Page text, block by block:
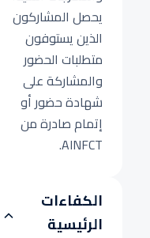
يحصل المشاركون
الذين يستوفون
متطلبات الحضور
والمشاركة على
شهادة حضور أو
إتمام صادرة من
AINFCT.
الكفاءات
الرئيسية